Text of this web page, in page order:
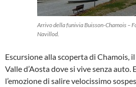
Arrivo della funivia Buisson-Chamois –
Navillod.
Escursione alla scoperta di Chamois,
Valle d’Aosta dove si vive senza
l’emozione di salire velocissimo